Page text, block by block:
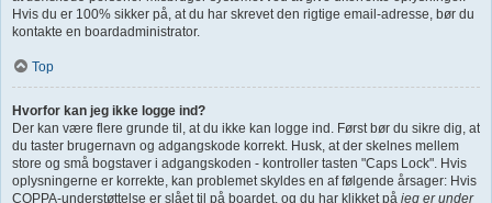
Hvis du er 100% sikker på, at du har skrevet den rigtige email-adresse, bør du
kontakte en boardadministrator.
Top
Hvorfor kan jeg ikke logge ind?
Der kan være flere grunde til, at du ikke kan logge ind. Først bør du sikre dig, at
du taster brugernavn og adgangskode korrekt. Husk, at der skelnes mellem
store og små bogstaver i adgangskoden - kontroller tasten "Caps Lock". Hvis
oplysningerne er korrekte, kan problemet skyldes en af følgende årsager: Hvis
COPPA-understøttelse er slået til på boardet, og du har klikket på jeg er under